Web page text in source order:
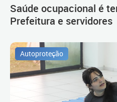
Saúde ocupacional é
Prefeitura e servidores
Autoproteção